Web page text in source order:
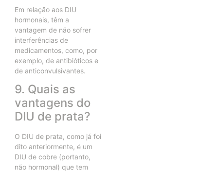
Em relação aos DIU
hormonais, têm a
vantagem de não sofrer
interferências de
medicamentos, como, por
exemplo, de antibióticos e
de anticonvulsivantes.
9. Quais as
vantagens do
DIU de prata?
O DIU de prata, como já foi
dito anteriormente, é um
DIU de cobre (portanto,
não hormonal) que tem